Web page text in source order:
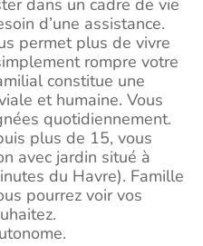
dans un cadre de vie
d’une assistance.
permet plus de vivre
rompre votre
constitue une
et humaine. Vous
quotidiennement.
plus de 15, vous
avec jardin situé à
du Havre). Famille
pourrez voir vos